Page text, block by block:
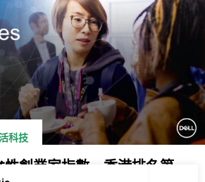
科技
性創業家指數 香港排名第